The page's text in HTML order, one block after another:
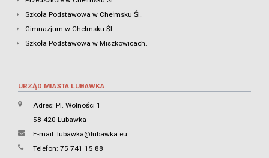
Szkoła Podstawowa w Chełmsku Śl.
Gimnazjum w Chełmsku Śl.
Szkoła Podstawowa w Miszkowicach.
URZĄD MIASTA LUBAWKA
Adres: Pl. Wolności 1
58-420 Lubawka
E-mail: lubawka@lubawka.eu
Telefon: 75 741 15 88